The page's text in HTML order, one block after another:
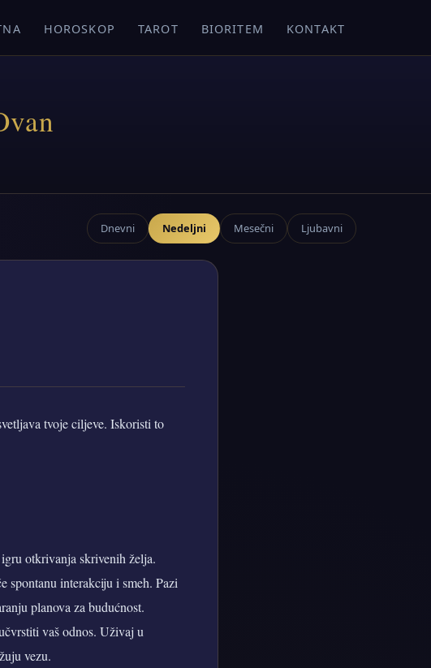
HOROSKOP TAROT BIORITEM KONTAKT
Dnevni Nedeljni Mesečni Ljubavni
tvoje ciljeve. Iskoristi to
otkrivanja skrivenih želja.
spontanu interakciju i smeh. Pazi
planova za budućnost.
vaš odnos. Uživaj u
vezu.